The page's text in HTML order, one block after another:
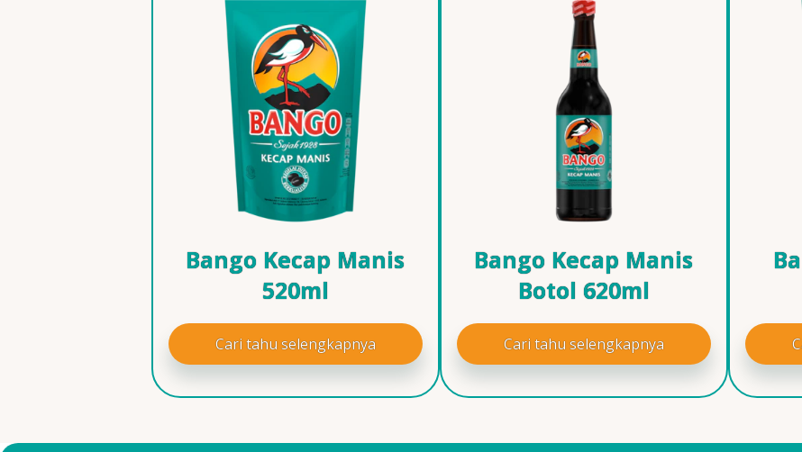
Bango Kecap Manis
520ml
Cari tahu selengkapnya
Bango Kecap Manis
Botol 620ml
Cari tahu selengkapnya